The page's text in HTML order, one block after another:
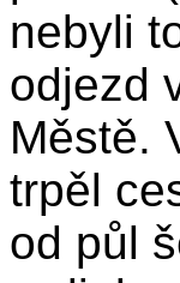
nebyli
odjezd
Městě.
trpěl
od půl